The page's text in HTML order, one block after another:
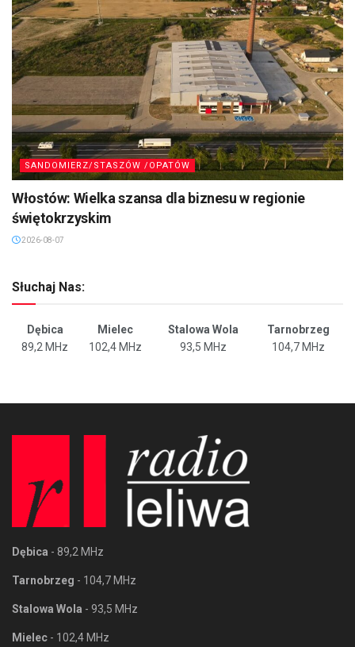
SANDOMIERZ/STASZÓW /OPATÓW
Włostów: Wielka szansa dla biznesu w regionie
świętokrzyskim
2026-08-07
Słuchaj Nas:
Dębica Mielec Stalowa Wola
Tarnobrzeg
89,2 MHz
102,4 MHz 93,5 MHz 104,7 MHz
Dębica - 89,2 MHz
Tarnobrzeg - 104,7 MHz
Stalowa Wola - 93,5 MHz
Mielec - 102,4 MHz